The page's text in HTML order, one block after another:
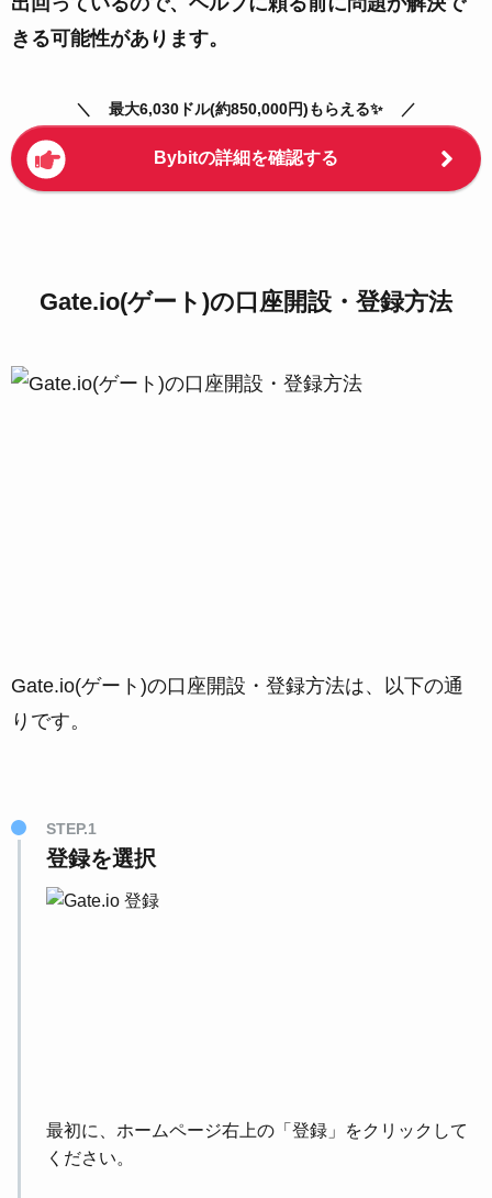
きる可能性があります。
最大6,030ドル(約850,000円)もらえる✨
Bybitの詳細を確認する
Gate.io(ゲート)の口座開設・登録方法
Gate.io(ゲート)の口座開設・登録方法は、以下の通
りです。
STEP.1
登録を選択
最初に、ホームページ右上の「登録」をクリックして
ください。